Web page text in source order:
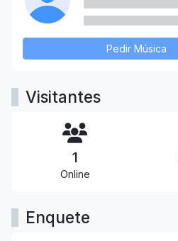
Pedir Música
Visitantes
1
Online
Enquete